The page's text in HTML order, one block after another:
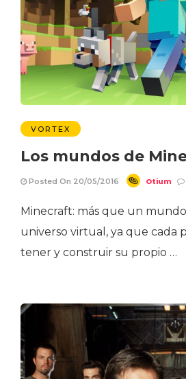
VORTEX
Los mundos de
Posted On 20/05/2016 Otium
Minecraft: más que un
universo virtual, ya que cada
tener y construir su propio …